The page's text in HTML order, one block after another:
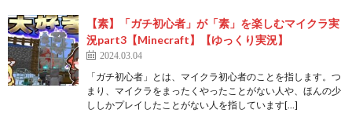
【素】「ガチ初心者」が「素」を楽しむマイクラ実
況part3【Minecraft】【ゆっくり実況】
2024.03.04
「ガチ初心者」とは、マイクラ初心者のことを指します。つ
まり、マイクラをまったくやったことがない人や、ほんの少
ししかプレイしたことがない人を指しています[…]